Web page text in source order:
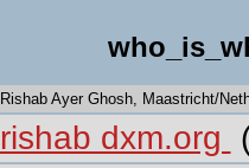
Rishab Ayer Ghosh, Maastricht/
rishab dxm.org